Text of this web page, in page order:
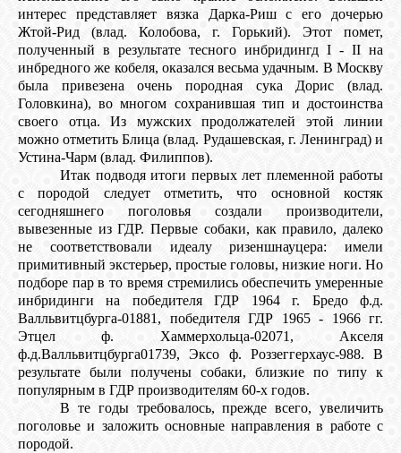
интерес представляет вязка Дарка-Риш с его дочерью
Жтой-Рид (влад. Колобова, г. Горький). Этот помет,
полученный в результате тесного инбридингд I - II на
инбредного же кобеля, оказался весьма удачным. В Москву
была привезена очень породная сука Дорис (влад.
Головкина), во многом сохранившая тип и достоинства
своего отца. Из мужских продолжателей этой линии
можно отметить Блица (влад. Рудашевская, г. Ленинград) и
Устина-Чарм (влад. Филиппов).
Итак подводя итоги первых лет племенной работы
с породой следует отметить, что основной костяк
сегодняшнего поголовья создали производители,
вывезенные из ГДР. Первые собаки, как правило, далеко
не соответствовали идеалу ризеншнауцера: имели
примитивный экстерьер, простые головы, низкие ноги. Но
подборе пар в то время стремились обеспечить умеренные
инбридинги на победителя ГДР 1964 г. Бредо ф.д.
Валльвитцбурга-01881, победителя ГДР 1965 - 1966 гг.
Этцел ф. Хаммерхольца-02071, Акселя
ф.д.Валльвитцбуpга01739, Эксо ф. Роззеггерхаус-988. В
результате были получены собаки, близкие по типу к
популярным в ГДР производителям 60-х годов.
В те годы требовалось, прежде всего, увеличить
поголовье и заложить основные направления в работе с
породой.